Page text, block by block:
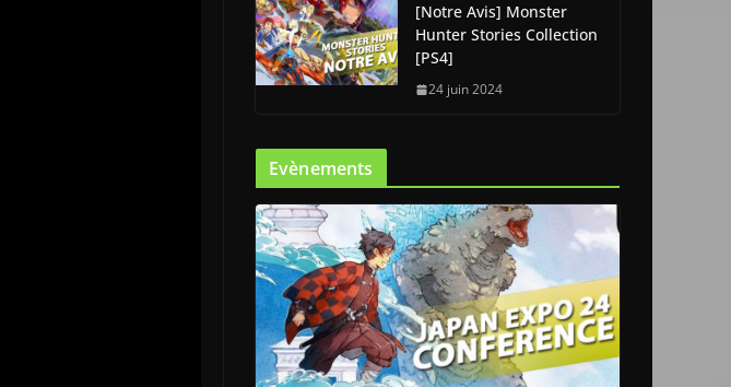
[Notre Avis] Monster
Hunter Stories Collection
[PS4]
24 juin 2024
Evènements